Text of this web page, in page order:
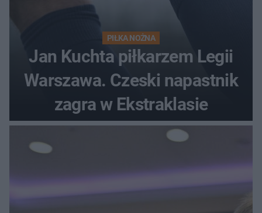
PIŁKA NOŻNA
Jan Kuchta piłkarzem Legii
Warszawa. Czeski napastnik
zagra w Ekstraklasie